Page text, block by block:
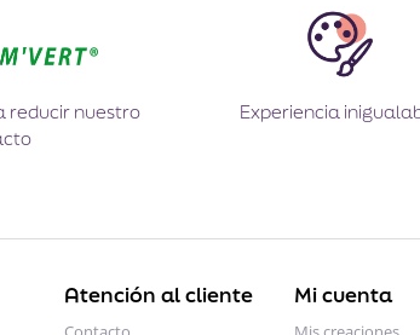
reducir nuestro
Experiencia
Atención al cliente Mi cuenta